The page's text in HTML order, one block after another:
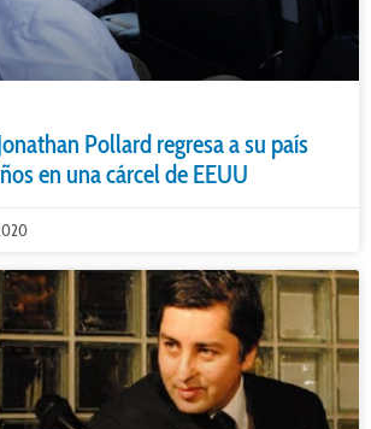
Pollard regresa a su país
en una cárcel de EEUU